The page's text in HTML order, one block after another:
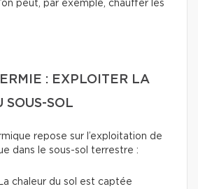
peut, par exemple, chauffer les
: EXPLOITER LA
SOUS-SOL
repose sur l’exploitation de
dans le sous-sol terrestre :
La chaleur du sol est captée